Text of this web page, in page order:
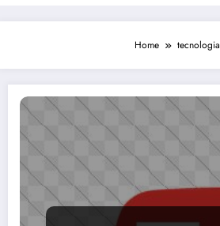
Home tecnologia